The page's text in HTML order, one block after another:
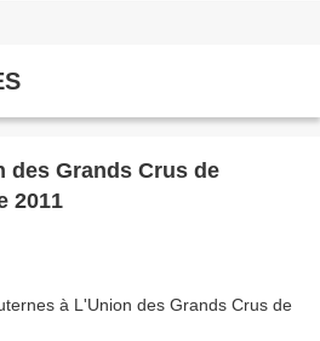
des Grands Crus de
2011